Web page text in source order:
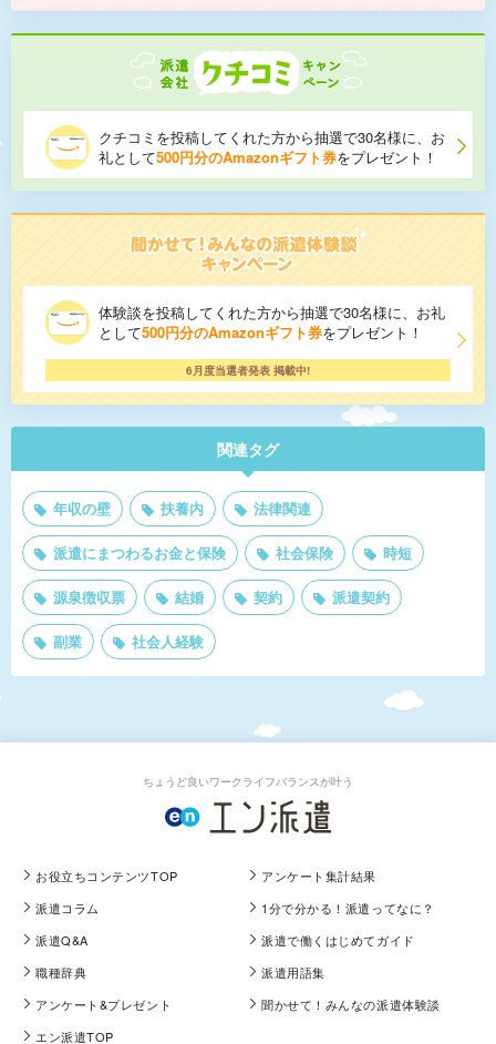
クチコミを投稿してくれた方から抽選で30名様に、お
礼として500円分のAmazonギフト券をプレゼント！
体験談を投稿してくれた方から抽選で30名様に、お礼
として500円分のAmazonギフト券をプレゼント！
6月度当選者発表 掲載中!
関連タグ
年収の壁 扶養内 法律関連
派遣にまつわるお金と保険 社会保険 時短
源泉徴収票 結婚 契約 派遣契約
副業 社会人経験
ちょうど良いワークライフバランスが叶う
お役立ちコンテンツTOP
アンケート集計結果
派遣コラム
1分で分かる！派遣ってなに？
派遣Q&A
派遣で働くはじめてガイド
職種辞典
派遣用語集
アンケート&プレゼント
聞かせて！みんなの派遣体験談
エン派遣TOP